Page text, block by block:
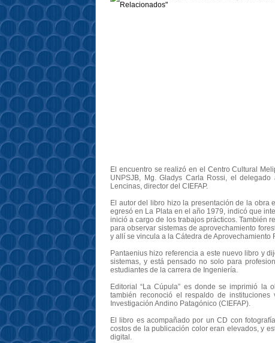
El encuentro se realizó en el Centro Cultural
UNPSJB, Mg. Gladys Carla Rossi, el
Lencinas, director del CIEFAP.
El autor del libro hizo la presentación de la obra
egresó en La Plata en el año 1979, indicó que
inició a cargo de los trabajos prácticos. También
para observar sistemas de aprovechamiento
y allí se vincula a la Cátedra de Aprovechamiento
Pantaenius hizo referencia a este nuevo libro y
sistemas, y está pensado no solo para
estudiantes de la carrera de Ingeniería.
Editorial “La Cúpula” es donde se imprimió la
también reconoció el respaldo de
Investigación Andino Patagónico (CIEFAP).
El libro es acompañado por un CD con
costos de la publicación color eran elevados, y
digital.